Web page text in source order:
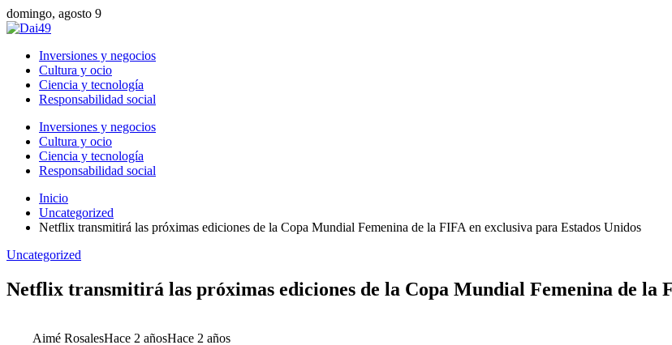
domingo, agosto 9
Inversiones y negocios
Cultura y ocio
Ciencia y tecnología
Responsabilidad social
Inversiones y negocios
Cultura y ocio
Ciencia y tecnología
Responsabilidad social
Inicio
Uncategorized
Netflix transmitirá las próximas ediciones de la Copa Mundial Femenina de la FIFA en exclusiva para Estados Unidos
Uncategorized
Netflix transmitirá las próximas ediciones de la Copa Mundial Femenina de la
Aimé RosalesHace 2 añosHace 2 años